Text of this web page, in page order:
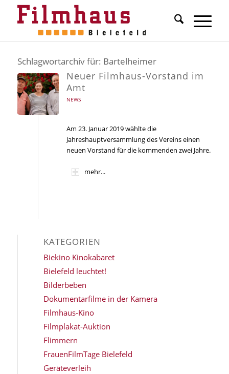
Schlagwortarchiv für: Bartelheimer
Neuer Filmhaus-Vorstand im
Amt
NEWS
Am 23. Januar 2019 wählte die
Jahreshauptversammlung des Vereins einen
neuen Vorstand für die kommenden zwei Jahre.
mehr...
KATEGORIEN
Biekino Kinokabaret
Bielefeld leuchtet!
Bilderbeben
Dokumentarfilme in der Kamera
Filmhaus-Kino
Filmplakat-Auktion
Flimmern
FrauenFilmTage Bielefeld
Geräteverleih